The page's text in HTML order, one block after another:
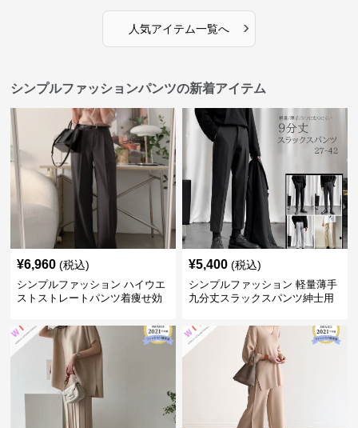
人気アイテム一覧へ ›
シンプルファッションパンツの新着アイテム
¥6,960 (税込)
シンプルファッション ハイウエ
ストストレートパンツ着痩せ効
¥5,400 (税込)
シンプルファッション 軽量薄手
九分丈スラックスパンツ紳士用